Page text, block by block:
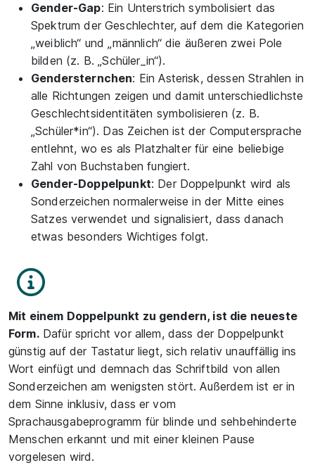
Gender-Gap: Ein Unterstrich symbolisiert das
Spektrum der Geschlechter, auf dem die Kategorien
„weiblich“ und „männlich“ die äußeren zwei Pole
bilden (z. B. „Schüler_in“).
Gendersternchen: Ein Asterisk, dessen Strahlen in
alle Richtungen zeigen und damit unterschiedlichste
Geschlechtsidentitäten symbolisieren (z. B.
„Schüler*in“). Das Zeichen ist der Computersprache
entlehnt, wo es als Platzhalter für eine beliebige
Zahl von Buchstaben fungiert.
Gender-Doppelpunkt: Der Doppelpunkt wird als
Sonderzeichen normalerweise in der Mitte eines
Satzes verwendet und signalisiert, dass danach
etwas besonders Wichtiges folgt.
Mit einem Doppelpunkt zu gendern, ist die neueste
Form.Dafür spricht vor allem, dass der Doppelpunkt
günstig auf der Tastatur liegt, sich relativ unauffällig ins
Wort einfügt und demnach das Schriftbild von allen
Sonderzeichen am wenigsten stört. Außerdem ist er in
dem Sinne inklusiv, dass er vom
Sprachausgabeprogramm für blinde und sehbehinderte
Menschen erkannt und mit einer kleinen Pause
vorgelesen wird.